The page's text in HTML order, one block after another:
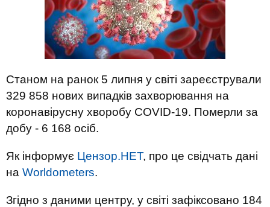
Станом на ранок 5 липня у світі зареєстрували
329 858 нових випадків захворювання на
коронавірусну хворобу COVID-19. Померли за
добу - 6 168 осіб.
Як інформує Цензор.НЕТ, про це свідчать дані
на Worldometers.
Згідно з даними центру, у світі зафіксовано 184